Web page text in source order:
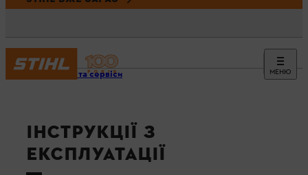
МЕНЮ
Новини та сервіси
ІНСТРУКЦІЇ З
ЕКСПЛУАТАЦІЇ